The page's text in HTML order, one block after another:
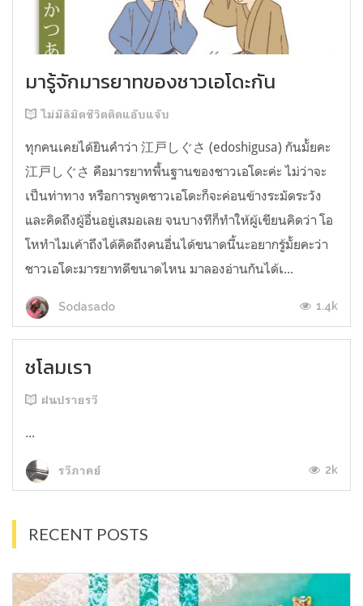
มารู้จักมารยาทของชาวเอโดะกัน
ไม่มีลิมิตชีวิตติดแอ๊บแจ๊บ
ทุกคนเคยได้ยินคำว่า 江戸しぐさ (edoshigusa) กันมั้ยคะ
江戸しぐさ คือมารยาทพื้นฐานของชาวเอโดะค่ะ ไม่ว่าจะ
เป็นท่าทาง หรือการพูดชาวเอโดะก็จะค่อนข้างระมัดระวัง
และคิดถึงผู้อื่นอยู่เสมอเลย จนบางทีก็ทำให้ผู้เขียนคิดว่า โอ
โหทำไมเค้าถึงได้คิดถึงคนอื่นได้ขนาดนี้นะอยากรู้มั้ยคะว่า
ชาวเอโดะมารยาทดีขนาดไหน มาลองอ่านกันได้เ...
Sodasado 1.4k
ชโลมเรา
ฝนปรายรวี
...
รวีภาคย์ 2k
RECENT POSTS